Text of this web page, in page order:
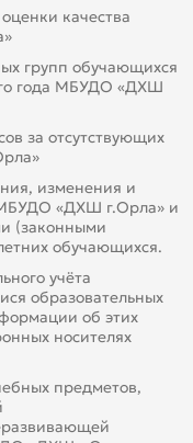
качества
групп обучающихся
года МБУДО «ДХШ
за отсутствующих
изменения и
«ДХШ г.Орла» и
(законными
обучающихся.
учёта
образовательных
об этих
носителях
предметов,